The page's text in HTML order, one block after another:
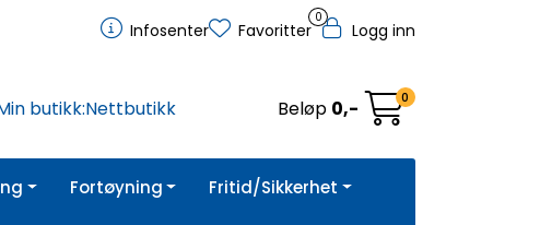
Infosenter
0
Favoritter Logg inn
butikk:Nettbutikk Beløp 0,- 0
Fortøyning Fritid/Sikkerhet